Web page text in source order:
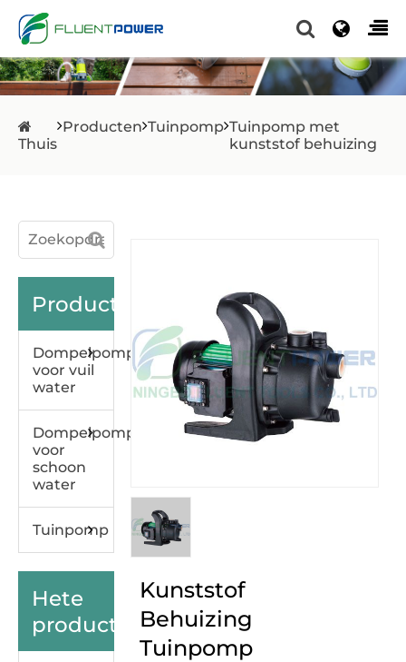
Thuis
Producten Tuinpomp Tuinpomp met
kunststof behuizing
Producten
Dompelpomp
voor vuil
water
Dompelpomp
voor
schoon
water
Tuinpomp
Hete
producten
Kunststof
Behuizing
Tuinpomp